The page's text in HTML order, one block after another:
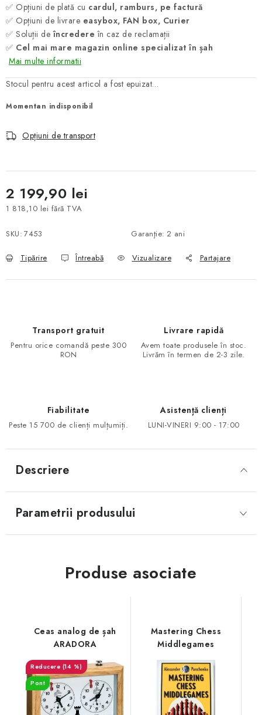
✅ Opțiuni de plată cu cardul, ramburs, pe factură
✅ Opțiuni de livrare easybox, FAN box, Curier
✅ Soluții deîncredere în caz de reclamații
✅ Cel mai mare magazin online specializat în șah
Mai multe informatii
Stocul pentru acest articol a fost epuizat…
Momentan indisponibil
Opțiuni de transport
2 199,90 lei
1 818,10 lei fără TVA
SKU: 7453 Garanţie: 2 ani
Tipărire Întreabă Vizualizare Partajare
Transport gratuit
Pentru orice comandă peste 300
RON
Livrare rapidă
Avem toate produsele în stoc.
Livrăm în termen de 2-3 zile.
Fiabilitate
Peste 15 700 de clienți mulțumiți.
Asistență clienți
LUNI-VINERI 9:00 - 17:00
Descriere
Parametrii produsului
Produse asociate
Ceas analog de șah
ARADORA
(14 %)
Pont
Mastering Chess
Middlegames